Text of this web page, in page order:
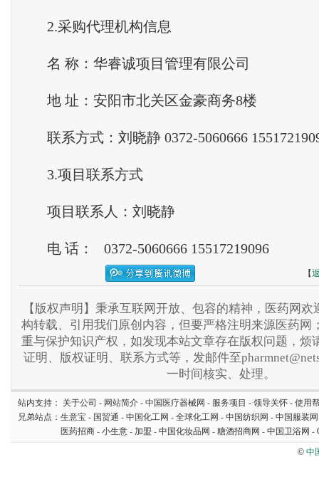
2.采购代理机构信息
名 称：华睿诚项目管理有限公司
地 址：安阳市北关区金豪商务8楼
联系方式：刘晓静 0372-5060666
3.项目联系方式
项目联系人：刘晓静
电 话： 0372-5060666 15517219096
【
【版权声明】秉承互联网开放、包容的精神，医药网
构转载、引用我们原创内容，但要严格注明来源医药网
重与保护知识产权，如发现本站文章存在版权问题，烦
证明、版权证明、联系方式等，发邮件至
一时间核实、处理。
站内支持： 关于公司 - 网站简介 - 中国医疗器械网 - 服务项目 - 领导关怀 - 使用
兄弟站点： 生意宝 - 国贸通 - 中国化工网 - 全球化工网 - 中国纺织网 - 中国服装网
医药招商 - 小生意 - 加盟 - 中国化妆品网 - 糖酒招商网 - 中国卫浴网 -
© 中